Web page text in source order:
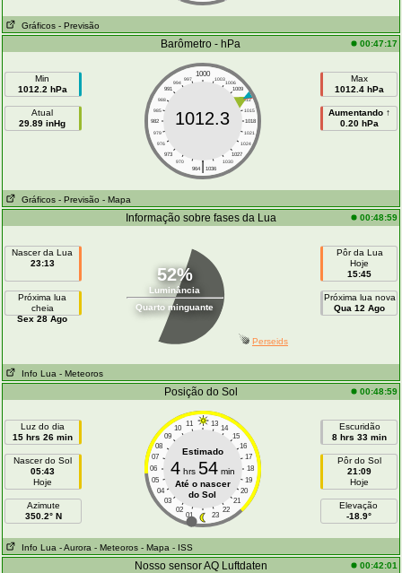
Gráficos - Previsão
Barômetro - hPa 00:47:17
Min
1012.2 hPa
Atual
29.89 inHg
1000
997 1003
994
1006
991
1009
988
1012
985
1015
982
1018
979
1021
976
1024
973
1027
970
1030
|
964 1036
1012.3
Max
1012.4 hPa
Aumentando ↑
0.20 hPa
Gráficos - Previsão - Mapa
Informação sobre fases da Lua 00:48:59
Nascer da Lua
23:13
Próxima lua
cheia
Sex 28 Ago
52%
Luminância
Quarto minguante
Pôr da Lua
Hoje
15:45
Próxima lua nova
Qua 12 Ago
Perseids
Info Lua - Meteoros
Posição do Sol 00:48:59
Luz do dia
15 hrs 26 min
Nascer do Sol
05:43
Hoje
Azimute
350.2° N
11 13
10
14
09
15
08
16
07
17
06
18
05
19
04
20
03
21
02
22
01 23
Estimado
4hrs 54min
Até o nascer
do Sol
Escuridão
8 hrs 33 min
Pôr do Sol
21:09
Hoje
Elevação
-18.9°
Info Lua - Aurora - Meteoros - Mapa - ISS
Nosso sensor AQ Luftdaten 00:42:01